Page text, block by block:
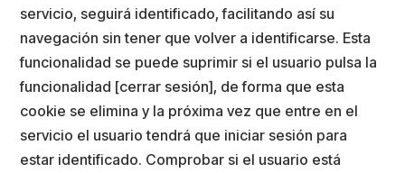
servicio, seguirá identificado, facilitando así su
navegación sin tener que volver a identificarse. Esta
funcionalidad se puede suprimir si el usuario pulsa la
funcionalidad [cerrar sesión], de forma que esta
cookie se elimina y la próxima vez que entre en el
servicio el usuario tendrá que iniciar sesión para
estar identificado. Comprobar si el usuario está